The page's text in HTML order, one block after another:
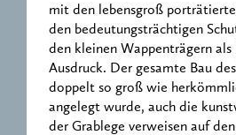
mit den lebensgroß
den bedeutungsträchtigen
den kleinen Wappenträgern als
Ausdruck. Der gesamte Bau
doppelt so groß wie
angelegt wurde, auch die
der Grablege verweisen auf